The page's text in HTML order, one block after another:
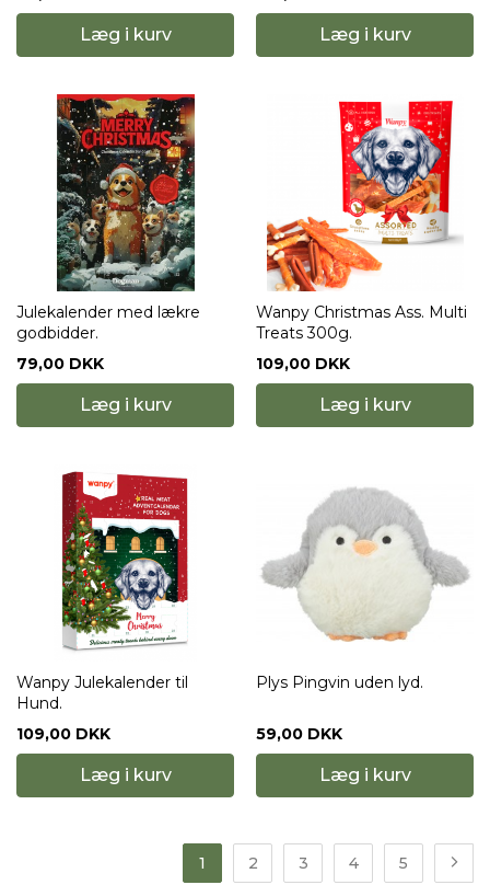
Læg i kurv Læg i kurv
Julekalender med lækre
godbidder.
79,00 DKK
Læg i kurv
Wanpy Christmas Ass. Multi
Treats 300g.
109,00 DKK
Læg i kurv
Wanpy Julekalender til
Hund.
109,00 DKK
Læg i kurv
Plys Pingvin uden lyd.
59,00 DKK
Læg i kurv
1 2 3 4 5